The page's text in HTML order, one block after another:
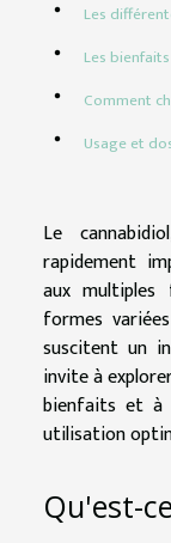
Les
Les
Comment
Usage et
Le
rapidement
aux multiples
formes
suscitent un
invite à
bienfaits et à
utilisation
Qu'est-